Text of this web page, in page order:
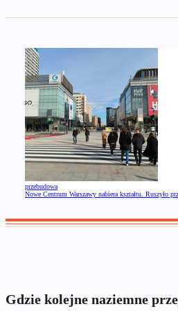
przebudowa
Nowe Centrum Warszawy nabiera kształtu. Ruszyło
Gdzie kolejne naziemne